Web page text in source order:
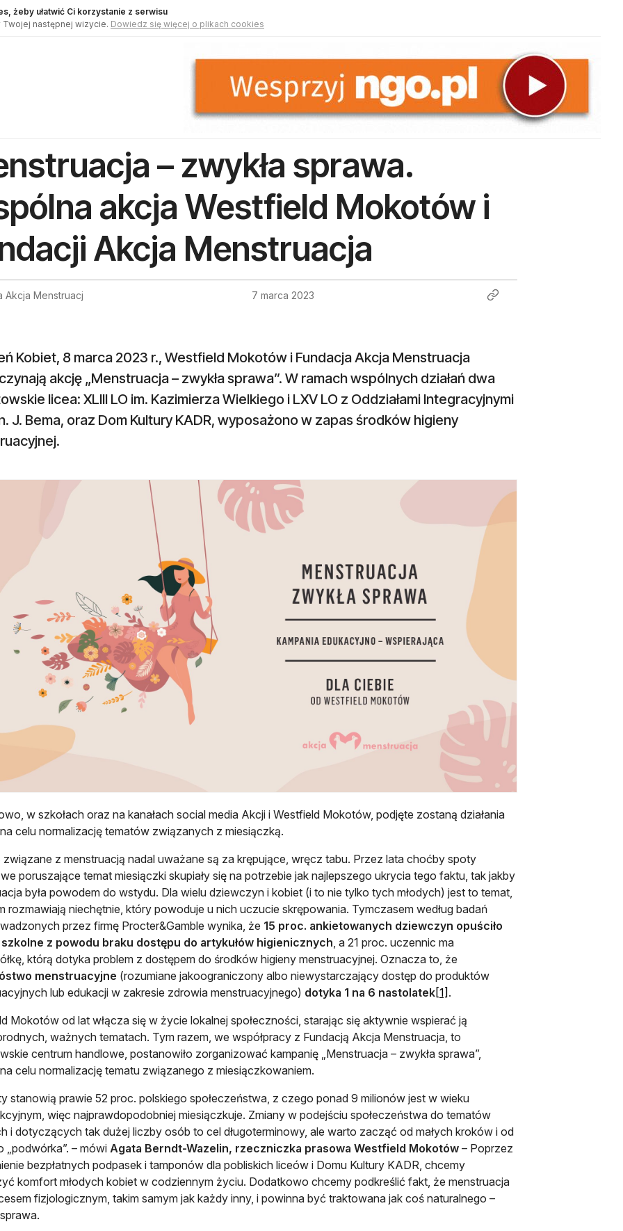
żeby ułatwić Ci korzystanie z serwisu
następnej wizycie. Dowiedz się więcej o plikach cookies
– zwykła sprawa.
akcja Westfield Mokotów i
Akcja Menstruacja
Akcja Menstruacj 7 marca 2023
Kobiet, 8 marca 2023 r., Westfield Mokotów i Fundacja Akcja Menstruacja
akcję „Menstruacja – zwykła sprawa”. W ramach wspólnych działań dwa
licea: XLIII LO im. Kazimierza Wielkiego i LXV LO z Oddziałami Integracyjnymi
J. Bema, oraz Dom Kultury KADR, wyposażono w zapas środków higieny
w szkołach oraz na kanałach social media Akcji i Westfield Mokotów, podjęte zostaną działania
celu normalizację tematów związanych z miesiączką.
związane z menstruacją nadal uważane są za krępujące, wręcz tabu. Przez lata choćby spoty
poruszające temat miesiączki skupiały się na potrzebie jak najlepszego ukrycia tego faktu, tak jakby
była powodem do wstydu. Dla wielu dziewczyn i kobiet (i to nie tylko tych młodych) jest to temat,
rozmawiają niechętnie, który powoduje u nich uczucie skrępowania. Tymczasem według badań
przez firmę Procter&Gamble wynika, że 15 proc. ankietowanych dziewczyn opuściło
z powodu braku dostępu do artykułów higienicznych , a 21 proc. uczennic ma
którą dotyka problem z dostępem do środków higieny menstruacyjnej. Oznacza to, że
menstruacyjne (rozumiane jakoograniczony albo niewystarczający dostęp do produktów
lub edukacji w zakresie zdrowia menstruacyjnego) dotyka 1 na 6 nastolatek[1] .
Mokotów od lat włącza się w życie lokalnej społeczności, starając się aktywnie wspierać ją
ważnych tematach. Tym razem, we współpracy z Fundacją Akcja Menstruacja, to
centrum handlowe, postanowiło zorganizować kampanię „Menstruacja – zwykła sprawa”,
celu normalizację tematu związanego z miesiączkowaniem.
stanowią prawie 52 proc. polskiego społeczeństwa, z czego ponad 9 milionów jest w wieku
więc najprawdopodobniej miesiączkuje. Zmiany w podejściu społeczeństwa do tematów
i dotyczących tak dużej liczby osób to cel długoterminowy, ale warto zacząć od małych kroków i od
„podwórka”. – mówi Agata Berndt-Wazelin, rzeczniczka prasowa Westfield Mokotów – Poprzez
bezpłatnych podpasek i tamponów dla pobliskich liceów i Domu Kultury KADR, chcemy
komfort młodych kobiet w codziennym życiu. Dodatkowo chcemy podkreślić fakt, że menstruacja
fizjologicznym, takim samym jak każdy inny, i powinna być traktowana jak coś naturalnego –